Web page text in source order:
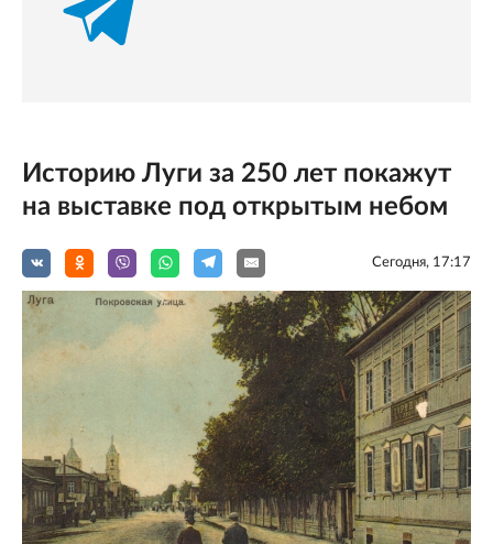
Историю Луги за 250 лет покажут
на выставке под открытым небом
Сегодня, 17:17